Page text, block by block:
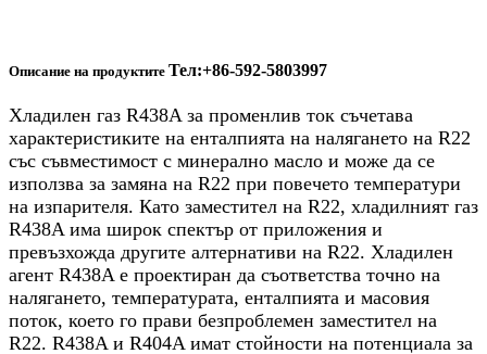
Описание на продуктите Тел:+86-592-5803997
Хладилен газ R438A за променлив ток съчетава
характеристиките на енталпията на налягането на R22
със съвместимост с минерално масло и може да се
използва за замяна на R22 при повечето температури
на изпарителя. Като заместител на R22, хладилният газ
R438A има широк спектър от приложения и
превъзхожда другите алтернативи на R22. Хладилен
агент R438A е проектиран да съответства точно на
налягането, температурата, енталпията и масовия
поток, което го прави безпроблемен заместител на
R22. R438A и R404A имат стойности на потенциала за